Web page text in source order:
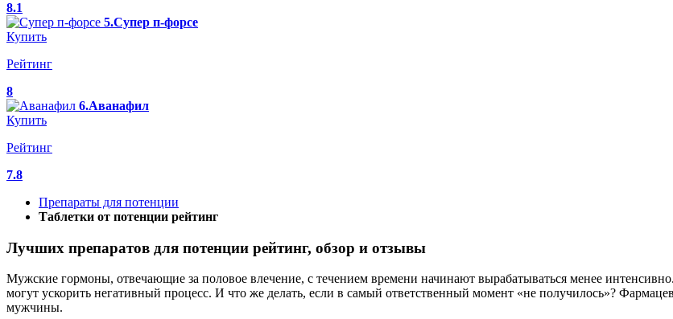
8.1
5.Супер п-форсе
Купить
Рейтинг
8
6.Аванафил
Купить
Рейтинг
7.8
Препараты для потенции
Таблетки от потенции рейтинг
Лучших препаратов для потенции рейтинг, обзор и отзывы
Мужские гормоны, отвечающие за половое влечение, с течением времени начинают вырабатываться менее
могут ускорить негативный процесс. И что же делать, если в самый ответственный момент «не получилось»?
мужчины.